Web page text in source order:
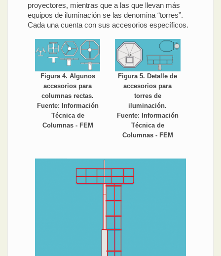
proyectores, mientras que a las que llevan más
equipos de iluminación se las denomina “torres”.
Cada una cuenta con sus accesorios específicos.
Figura 4. Algunos
accesorios para
columnas rectas.
Fuente: Información
Técnica de
Columnas - FEM
Figura 5. Detalle de
accesorios para
torres de
iluminación.
Fuente: Información
Técnica de
Columnas - FEM